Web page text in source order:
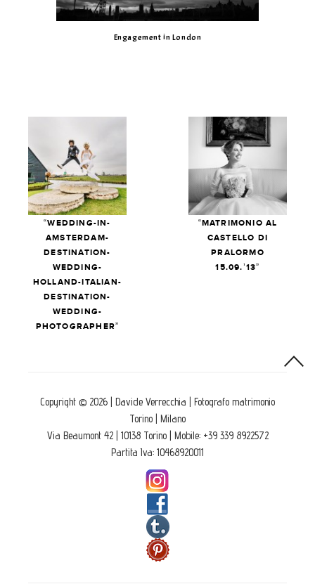
Engagement in London
“WEDDING-IN-
AMSTERDAM-
DESTINATION-
WEDDING-
HOLLAND-ITALIAN-
DESTINATION-
WEDDING-
PHOTOGRAPHER”
“MATRIMONIO AL
CASTELLO DI
PRALORMO
15.09.’13”
Copyright © 2026 | Davide Verrecchia | Fotografo matrimonio
Torino | Milano
Via Beaumont 42 | 10138 Torino | Mobile: +39 339 8922572
Partita Iva: 10468920011